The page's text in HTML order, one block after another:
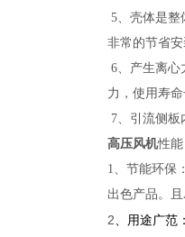
5、壳体是整
非常的节省
6、产生离心
力，使用寿
7、引流侧
高压风机性
1、节能环保
出色产品。
2 、用途广